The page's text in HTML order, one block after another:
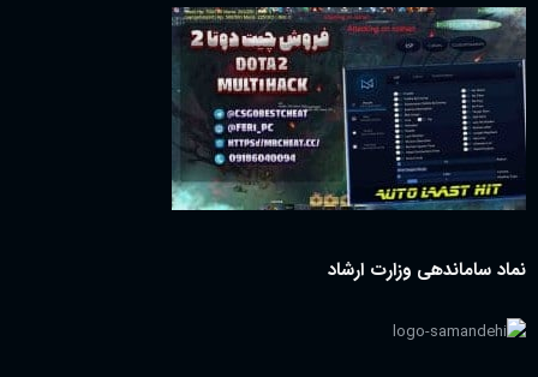
نماد ساماندهی وزارت ارشاد